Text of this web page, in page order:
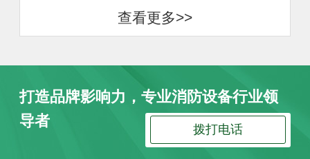
查看更多>>
打造品牌影响力，专业消防设备行业领
导者
拨打电话